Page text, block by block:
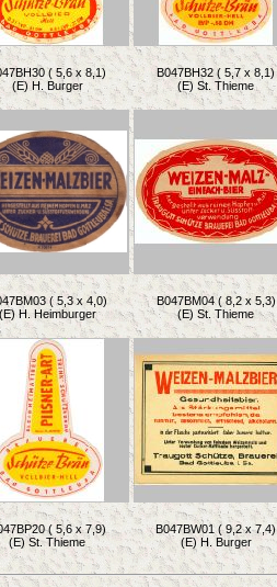
( 5,6 x 8,1)
(E) H. Burger
B047BH32 ( 5,7 x 8,1)
(E) St. Thieme
( 5,3 x 4,0)
(E) H. Heimburger
B047BM04 ( 8,2 x 5,3)
(E) St. Thieme
( 5,6 x 7,9)
(E) St. Thieme
B047BW01 ( 9,2 x 7,4)
(E) H. Burger